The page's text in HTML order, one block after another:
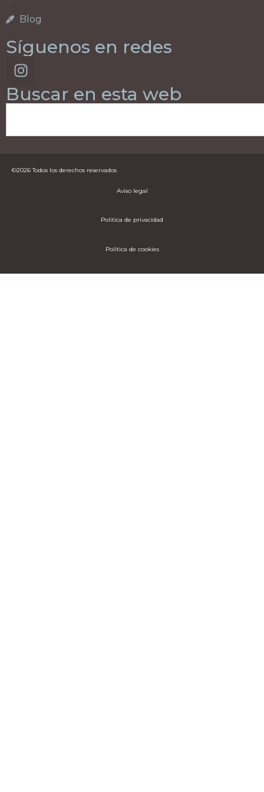
Blog
Síguenos en redes
Buscar en esta web
©2026 Todos los derechos reservados
Aviso legal
Política de privacidad
Política de cookies